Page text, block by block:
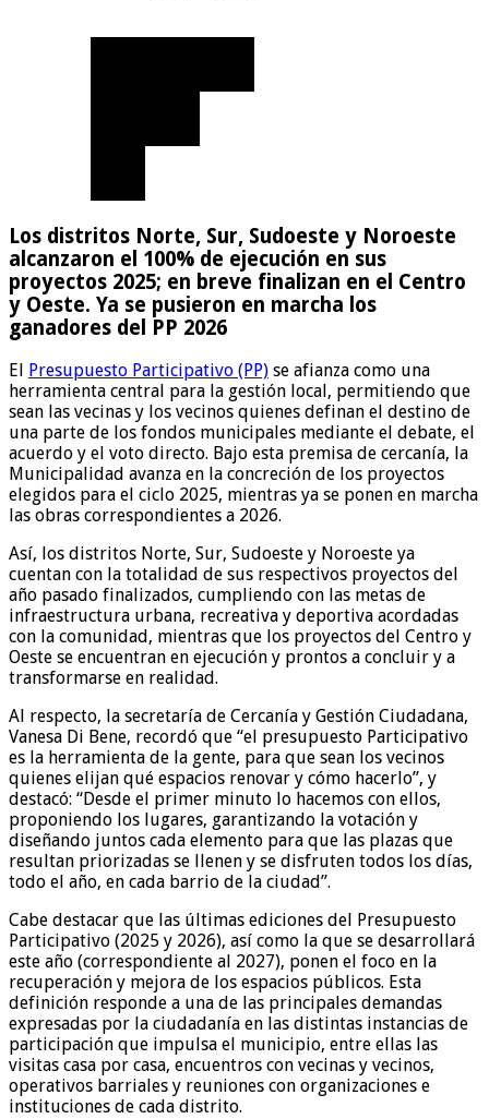
Los distritos Norte, Sur, Sudoeste y Noroeste
alcanzaron el 100% de ejecución en sus
proyectos 2025; en breve finalizan en el Centro
y Oeste. Ya se pusieron en marcha los
ganadores del PP 2026
El Presupuesto Participativo (PP) se afianza como una
herramienta central para la gestión local, permitiendo que
sean las vecinas y los vecinos quienes definan el destino de
una parte de los fondos municipales mediante el debate, el
acuerdo y el voto directo. Bajo esta premisa de cercanía, la
Municipalidad avanza en la concreción de los proyectos
elegidos para el ciclo 2025, mientras ya se ponen en marcha
las obras correspondientes a 2026.
Así, los distritos Norte, Sur, Sudoeste y Noroeste ya
cuentan con la totalidad de sus respectivos proyectos del
año pasado finalizados, cumpliendo con las metas de
infraestructura urbana, recreativa y deportiva acordadas
con la comunidad, mientras que los proyectos del Centro y
Oeste se encuentran en ejecución y prontos a concluir y a
transformarse en realidad.
Al respecto, la secretaría de Cercanía y Gestión Ciudadana,
Vanesa Di Bene, recordó que “el presupuesto Participativo
es la herramienta de la gente, para que sean los vecinos
quienes elijan qué espacios renovar y cómo hacerlo”, y
destacó: “Desde el primer minuto lo hacemos con ellos,
proponiendo los lugares, garantizando la votación y
diseñando juntos cada elemento para que las plazas que
resultan priorizadas se llenen y se disfruten todos los días,
todo el año, en cada barrio de la ciudad”.
Cabe destacar que las últimas ediciones del Presupuesto
Participativo (2025 y 2026), así como la que se desarrollará
este año (correspondiente al 2027), ponen el foco en la
recuperación y mejora de los espacios públicos. Esta
definición responde a una de las principales demandas
expresadas por la ciudadanía en las distintas instancias de
participación que impulsa el municipio, entre ellas las
visitas casa por casa, encuentros con vecinas y vecinos,
operativos barriales y reuniones con organizaciones e
instituciones de cada distrito.